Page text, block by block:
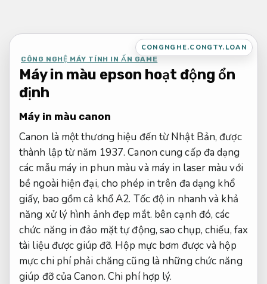
nội
dung
CONGNGHE.CONGTY.LOAN
CÔNG NGHỆ MÁY TÍNH IN ẤN GAME
Máy in màu epson hoạt động ổn
định
Máy in màu canon
Canon là một thương hiệu đến từ Nhật Bản, được
thành lập từ năm 1937. Canon cung cấp đa dạng
các mẫu máy in phun màu và máy in laser màu với
bề ngoài hiện đại, cho phép in trên đa dạng khổ
giấy, bao gồm cả khổ A2. Tốc độ in nhanh và khả
năng xử lý hình ảnh đẹp mắt. bên cạnh đó, các
chức năng in đảo mặt tự động, sao chụp, chiếu, fax
tài liệu được giúp đỡ. Hộp mực bơm được và hộp
mực chi phí phải chăng cũng là những chức năng
giúp đỡ của Canon. Chi phí hợp lý.